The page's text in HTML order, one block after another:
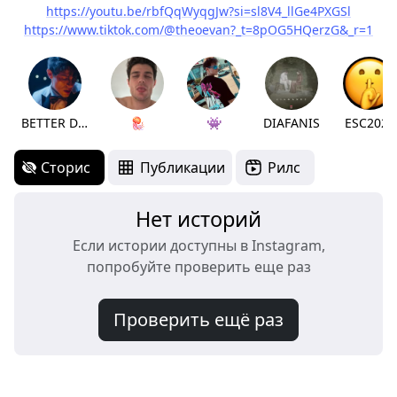
https://youtu.be/rbfQqWyqgJw?si=sl8V4_llGe4PXGSl
https://www.tiktok.com/@theoevan?_t=8pOG5HQerzG&_r=1
BETTER DAYS 🪼 👾 DIAFANIS ESC2025
Сторис Публикации Рилс
Нет историй
Если истории доступны в Instagram,
попробуйте проверить еще раз
Проверить ещё раз